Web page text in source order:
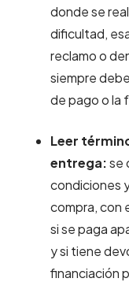
donde se
dificultad,
reclamo o
siempre
de pago o la
Leer
entrega:se
condiciones
compra, con
si se paga
y si tiene
financiación